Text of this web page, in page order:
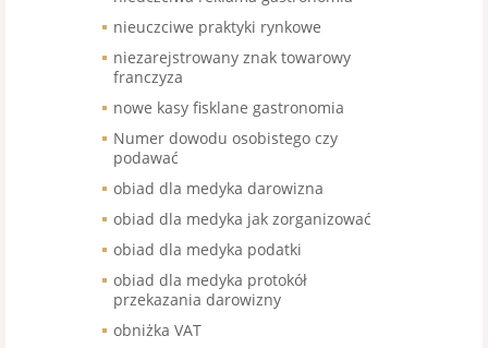
nieuczciwe praktyki rynkowe
niezarejstrowany znak towarowy
franczyza
nowe kasy fisklane gastronomia
Numer dowodu osobistego czy
podawać
obiad dla medyka darowizna
obiad dla medyka jak zorganizować
obiad dla medyka podatki
obiad dla medyka protokół
przekazania darowizny
obniżka VAT